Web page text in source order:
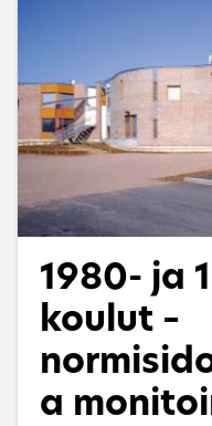
laatua koskevat
leikille omistetut
satavuotisen
on ajatus
omistetusta tilasta
tekstissä
tarkastellaan
1980- ja
koulut –
a